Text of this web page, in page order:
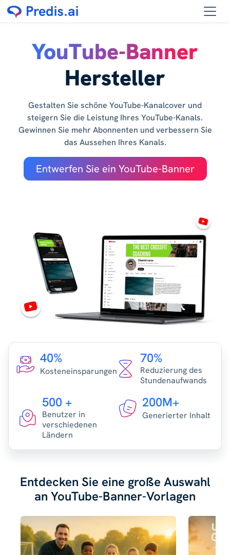
YouTube-Banner
Hersteller
Gestalten Sie schöne YouTube-Kanalcover und
steigern Sie die Leistung Ihres YouTube-Kanals.
Gewinnen Sie mehr Abonnenten und verbessern Sie
das Aussehen Ihres Kanals.
Entwerfen Sie ein YouTube-Banner
40%
Kosteneinsparungen
70%
Reduzierung des
Stundenaufwands
500 +
Benutzer in
verschiedenen
Ländern
200M+
Generierter Inhalt
Entdecken Sie eine große Auswahl
an YouTube-Banner-Vorlagen